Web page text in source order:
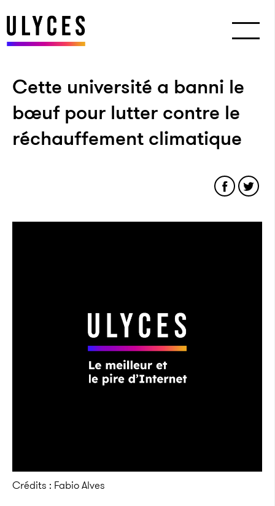
Cette université a banni le
bœuf pour lutter contre le
réchauffement climatique
Crédits : Fabio Alves